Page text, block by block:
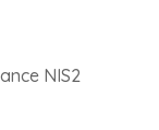
NIS2